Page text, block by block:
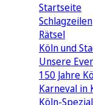
Startseite
Schlagzeilen
Rätsel
Köln und
Unsere
150 Jahre
Karneval in
Köln-Spezial